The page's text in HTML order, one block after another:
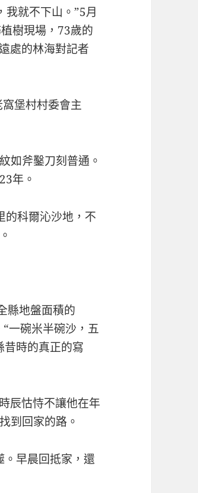
我就不下山。”5月
樹現場，73歲的
處的林海對記者
堡村村委會主
如斧鑿刀刻普通。
年。
的科爾沁沙地，不
縣地盤面積的
一碗米半碗沙，五
昔時的真正的寫
辰怙恃不讓他在年
到回家的路。
早晨回抵家，還